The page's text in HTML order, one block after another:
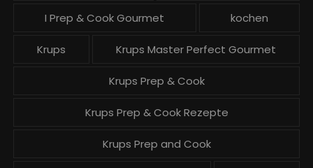
I Prep & Cook Gourmet kochen
Krups Krups Master Perfect Gourmet
Krups Prep & Cook
Krups Prep & Cook Rezepte
Krups Prep and Cook